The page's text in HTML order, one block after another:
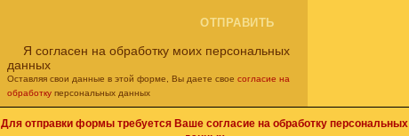
Я согласен на обработку моих персональных
данных
Оставляя свои данные в этой форме, Вы даете свое согласие на
обработку персональных данных
Для отправки формы требуется Ваше согласие на обработку персональных